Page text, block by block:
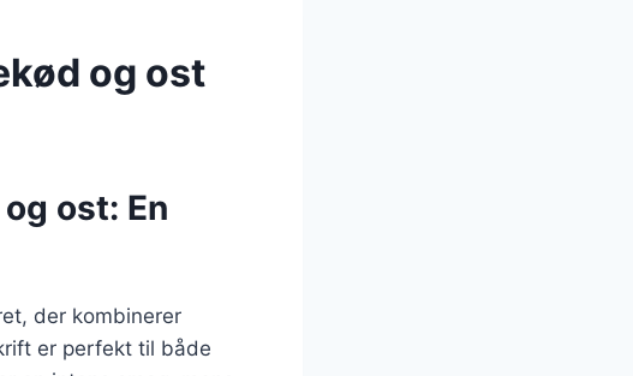
og ost
ost: En
der kombinerer
er perfekt til både